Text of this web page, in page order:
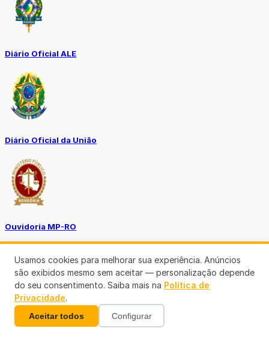
Diário Oficial ALE
Diário Oficial da União
Ouvidoria MP-RO
Diário Oficial Municípios
Usamos cookies para melhorar sua experiência. Anúncios
são exibidos mesmo sem aceitar — personalização depende
do seu consentimento. Saiba mais na Política de
Privacidade.
Aceitar todos Configurar